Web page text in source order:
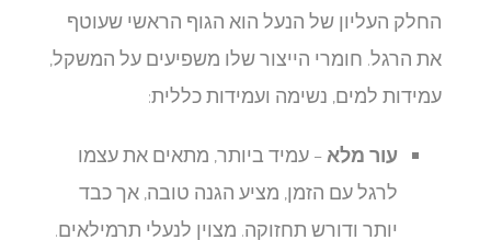
החלק העליון של הנעל הוא הגוף הראשי שעוטף
את הרגל. חומרי הייצור שלו משפיעים על המשקל,
עמידות למים, נשימה ועמידות כללית:
עור מלא– עמיד ביותר, מתאים את עצמו
לרגל עם הזמן, מציע הגנה טובה, אך כבד
יותר ודורש תחזוקה. מצוין לנעלי תרמילאים.